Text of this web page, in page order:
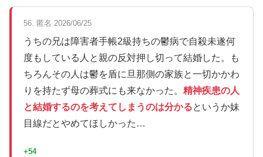
56. 匿名 2026/06/25
うちの兄は障害者手帳2級持ちの鬱病で自殺未遂何
度もしている人と親の反対押し切って結婚した。も
ちろんその人は鬱を盾に旦那側の家族と一切かかわ
りを持たず母の葬式にも来なかった。 精神疾患の人
と結婚するのを考えてしまうのは分かるというか妹
目線だとやめてほしかった…
+54